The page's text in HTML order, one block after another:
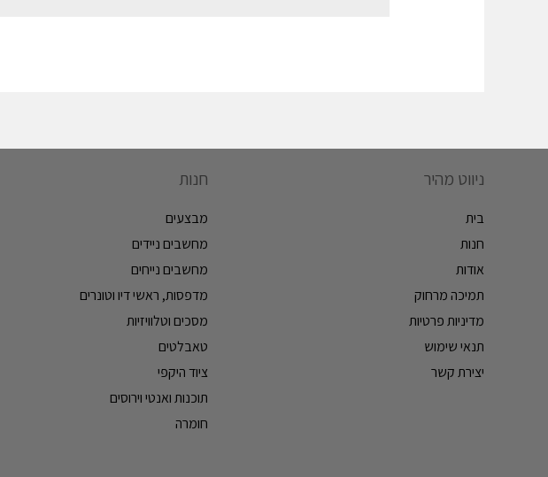
ניווט מהיר
בית
חנות
אודות
תמיכה מרחוק
מדיניות פרטיות
תנאי שימוש
יצירת קשר
חנות
מבצעים
מחשבים ניידים
מחשבים נייחים
מדפסות, ראשי דיו וטונרים
מסכים וטלוויזיות
טאבלטים
ציוד היקפי
תוכנות ואנטי וירוסים
חומרה